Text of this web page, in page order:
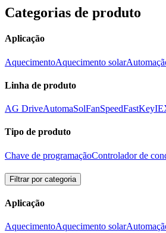
Categorias de produto
Aplicação
AquecimentoAquecimento solar
Linha de produto
AG DriveAutomaSolFanSpeedFastKey
Tipo de produto
Chave de programaçãoControlador de
Filtrar por categoria
Aplicação
AquecimentoAquecimento solar